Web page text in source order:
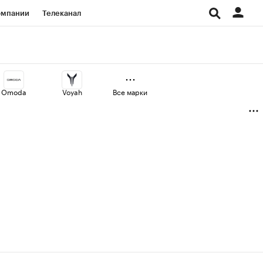
Телеканал
Проверка контрагентов
Omoda Voyah Все марки